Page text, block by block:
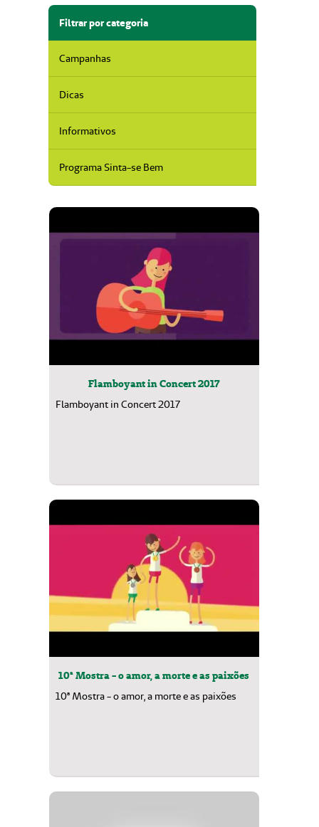
ANSFiltrar por categoria
Campanhas
Dicas
Informativos
Programa Sinta-se Bem
Flamboyant in Concert 2017
Flamboyant in Concert 2017
10ª Mostra - o amor, a morte e as paixões
10ª Mostra - o amor, a morte e as paixões